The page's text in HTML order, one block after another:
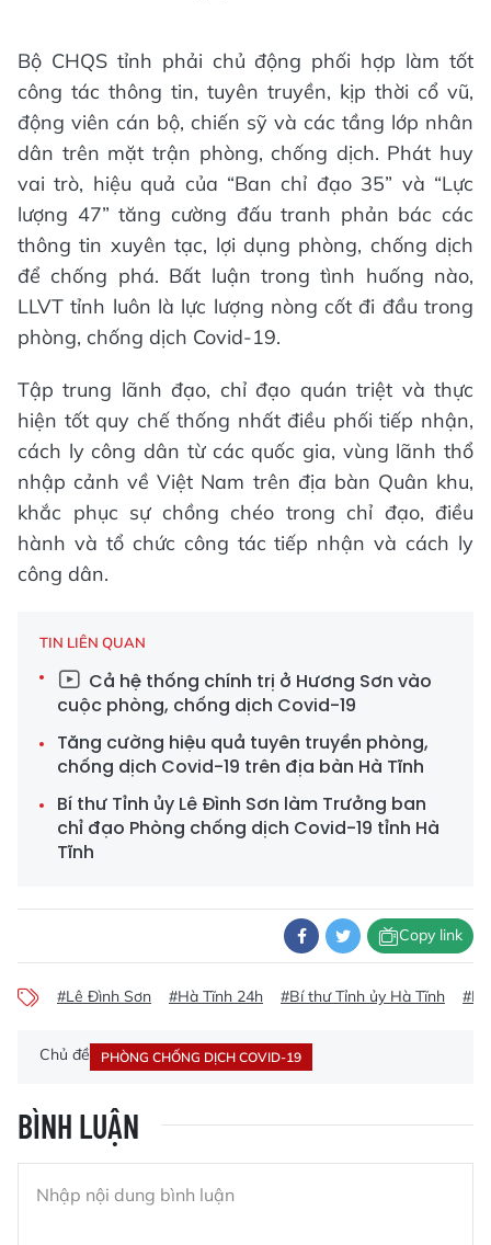
Bộ CHQS tỉnh phải chủ động phối hợp làm tốt
công tác thông tin, tuyên truyền, kịp thời cổ vũ,
động viên cán bộ, chiến sỹ và các tầng lớp nhân
dân trên mặt trận phòng, chống dịch. Phát huy
vai trò, hiệu quả của “Ban chỉ đạo 35” và “Lực
lượng 47” tăng cường đấu tranh phản bác các
thông tin xuyên tạc, lợi dụng phòng, chống dịch
để chống phá. Bất luận trong tình huống nào,
LLVT tỉnh luôn là lực lượng nòng cốt đi đầu trong
phòng, chống dịch Covid-19.
Tập trung lãnh đạo, chỉ đạo quán triệt và thực
hiện tốt quy chế thống nhất điều phối tiếp nhận,
cách ly công dân từ các quốc gia, vùng lãnh thổ
nhập cảnh về Việt Nam trên địa bàn Quân khu,
khắc phục sự chồng chéo trong chỉ đạo, điều
hành và tổ chức công tác tiếp nhận và cách ly
công dân.
TIN LIÊN QUAN
Cả hệ thống chính trị ở Hương Sơn vào
cuộc phòng, chống dịch Covid-19
Tăng cường hiệu quả tuyên truyền phòng,
chống dịch Covid-19 trên địa bàn Hà Tĩnh
Bí thư Tỉnh ủy Lê Đình Sơn làm Trưởng ban
chỉ đạo Phòng chống dịch Covid-19 tỉnh Hà
Tĩnh
Copy link
#Lê Đình Sơn #Hà Tĩnh 24h #Bí thư Tỉnh ủy Hà Tĩnh
Chủ đề PHÒNG CHỐNG DỊCH COVID-19
BÌNH LUẬN